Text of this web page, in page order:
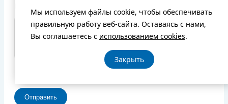
Комментарий
Мы используем файлы cookie, чтобы обеспечивать
правильную работу веб-сайта. Оставаясь с нами,
Вы соглашаетесь с использованием cookies.
Закрыть